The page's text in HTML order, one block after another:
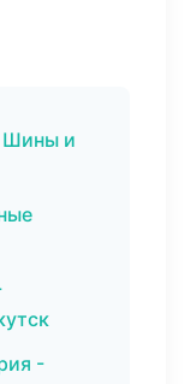
Шины и
-